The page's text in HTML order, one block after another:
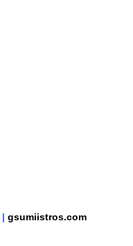
| gsumiistros.com